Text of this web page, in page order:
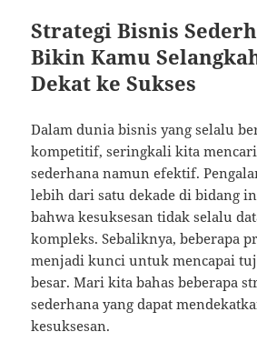
Strategi Bisnis
Bikin Kamu
Dekat ke Sukses
Dalam dunia bisnis yang selalu
kompetitif, seringkali kita
sederhana namun efektif.
lebih dari satu dekade di bidang
bahwa kesuksesan tidak selalu
kompleks. Sebaliknya, beberapa
menjadi kunci untuk mencapai
besar. Mari kita bahas beberapa
sederhana yang dapat
kesuksesan.